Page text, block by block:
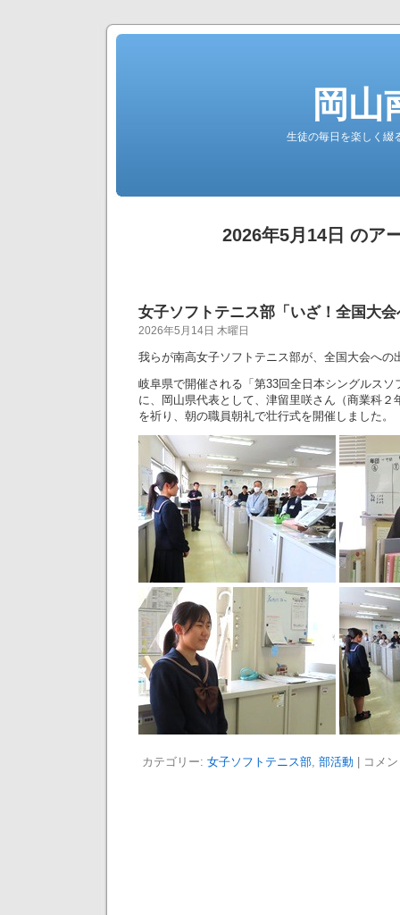
岡山
生徒の毎日を楽しく綴
2026年5月14日 のア
女子ソフトテニス部「いざ！全国大
2026年5月14日 木曜日
我らが南高女子ソフトテニス部が、全国大会への
岐阜県で開催される「第33回全日本シングルスソ
に、岡山県代表として、津留里咲さん（商業科２
を祈り、朝の職員朝礼で壮行式を開催しました。
カテゴリー: 女子ソフトテニス部, 部活動| コメ